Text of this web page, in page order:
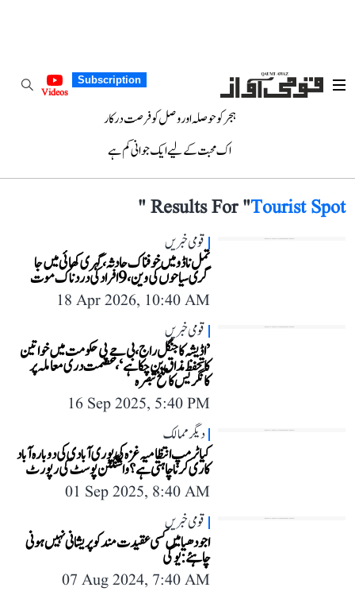
Subscription
Videos
ہجر کو حوصلہ اور وصل کو فرصت درکار
اک محبت کے لیے ایک جوانی کم ہے
Results For "Tourist Spot
"
قومی خبریں
تمل ناڈو میں خوفناک حادثہ، گہری کھائی میں جا
گری سیاحوں کی وین، 9 افراد کی دردناک موت
18 Apr 2026, 10:40 AM
قومی خبریں
’اڈیشہ کا جنگل راج، بی جے پی حکومت میں خواتین
کا تحفظ مذاق بن چکا ہے‘، عصمت دری معاملہ پر
کانگریس کا تلخ تبصرہ
16 Sep 2025, 5:40 PM
دیگر ممالک
کیا ٹرمپ انتظامیہ غزہ کی پوری آبادی کی دوبارہ آباد
کاری کرنا چاہتی ہے؟ واشنگٹن پوسٹ کی رپورٹ
01 Sep 2025, 8:40 AM
قومی خبریں
اجودھیا میں کسی عقیدت مند کو پریشانی نہیں ہونی
چاہئے:یوگی
07 Aug 2024, 7:40 AM